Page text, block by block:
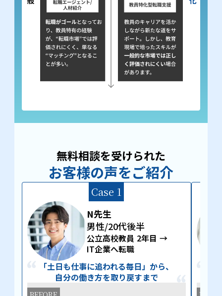
無料相談を受けられた
お客様の声をご紹介
Case 1
N先生
男性/20代後半
公立高校教員 2年目 →
IT企業へ転職
「土日も仕事に追われる毎日」から、
自分の働き方を取り戻すまで